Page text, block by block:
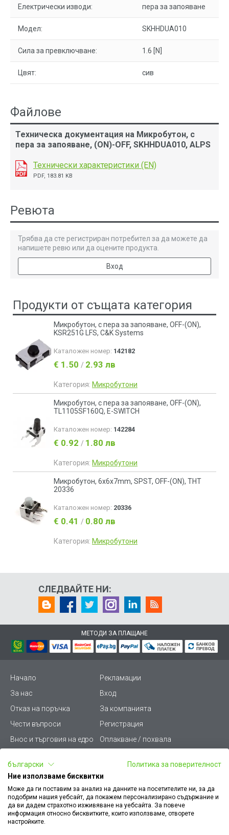
Електрически изводи: пера за запояване
Модел: SKHHDUA010
Сила за превключване: 1.6 [N]
Цвят: сив
Файлове
Техническа документация на Микробутон, с
пера за запояване, (ON)-OFF, SKHHDUA010, ALPS
Технически характеристики (EN)
PDF, 183.81 KB
Ревюта
Трябва да сте регистриран потребител за да можете да
напишете ревю или да оцените продукта.
Вход
Продукти от същата категория
Микробутон, с пера за запояване, OFF-(ON),
KSR251G LFS, C&K Systems
Каталожен номер: 142182
€ 1.50 / 2.93 лв
Категория: Микробутони
Микробутон, с пера за запояване, OFF-(ON),
TL1105SF160Q, E-SWITCH
Каталожен номер: 142284
€ 0.92 / 1.80 лв
Категория: Микробутони
Микробутон, 6x6x7mm, SPST, OFF-(ON), THT
20336
Каталожен номер: 20336
€ 0.41 / 0.80 лв
Категория: Микробутони
СЛЕДВАЙТЕ НИ:
МЕТОДИ ЗА ПЛАЩАНЕ
Начало
Рекламации
За нас
Вход
Отказ на поръчка
За компанията
Чести въпроси
Регистрация
Внос и търговия на едро
Оплакване / похвала
Условия за ползване
Стани дистрибутор
Карта на сайта
Кариери
Как да намеря документ
към поръчка
Платформа за AРС
български
Политика за поверителност
Ние използваме бисквитки
Може да ги поставим за анализ на данните на посетителите ни, за да
подобрим нашия уебсайт, да покажем персонализирано съдържание и
да ви дадем страхотно изживяване на уебсайта. За повече
информация относно бисквитките, които използваме, отворете
настройките.